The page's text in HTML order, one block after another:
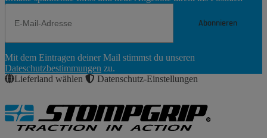
Abonnieren
Abonnieren
Mit dem Eintragen deiner Mail stimmst du unseren
Dateschutzbestimmungen zu.
Lieferland wählen
Datenschutz-Einstellungen